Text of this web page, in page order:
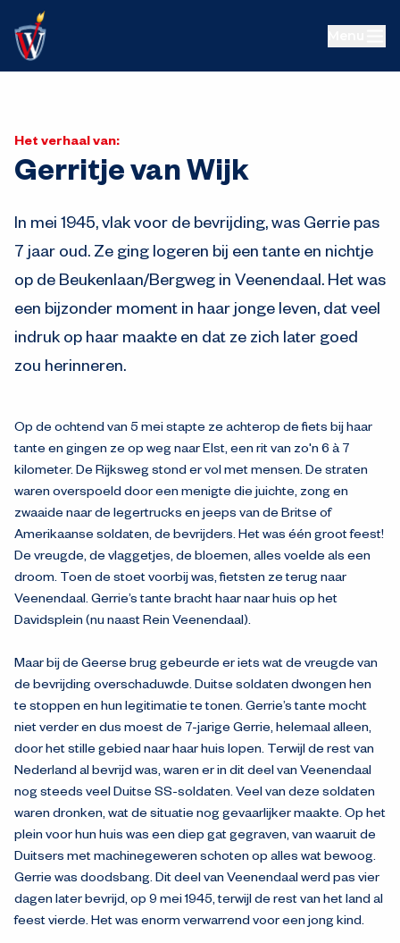
Het verhaal van:
Gerritje van Wijk
In mei 1945, vlak voor de bevrijding, was Gerrie pas
7 jaar oud. Ze ging logeren bij een tante en nichtje
op de Beukenlaan/Bergweg in Veenendaal. Het was
een bijzonder moment in haar jonge leven, dat veel
indruk op haar maakte en dat ze zich later goed
zou herinneren.
Op de ochtend van 5 mei stapte ze achterop de fiets bij haar
tante en gingen ze op weg naar Elst, een rit van zo'n 6 à 7
kilometer. De Rijksweg stond er vol met mensen. De straten
waren overspoeld door een menigte die juichte, zong en
zwaaide naar de legertrucks en jeeps van de Britse of
Amerikaanse soldaten, de bevrijders. Het was één groot feest!
De vreugde, de vlaggetjes, de bloemen, alles voelde als een
droom. Toen de stoet voorbij was, fietsten ze terug naar
Veenendaal. Gerrie’s tante bracht haar naar huis op het
Davidsplein (nu naast Rein Veenendaal).
Maar bij de Geerse brug gebeurde er iets wat de vreugde van
de bevrijding overschaduwde. Duitse soldaten dwongen hen
te stoppen en hun legitimatie te tonen. Gerrie’s tante mocht
niet verder en dus moest de 7-jarige Gerrie, helemaal alleen,
door het stille gebied naar haar huis lopen. Terwijl de rest van
Nederland al bevrijd was, waren er in dit deel van Veenendaal
nog steeds veel Duitse SS-soldaten. Veel van deze soldaten
waren dronken, wat de situatie nog gevaarlijker maakte. Op het
plein voor hun huis was een diep gat gegraven, van waaruit de
Duitsers met machinegeweren schoten op alles wat bewoog.
Gerrie was doodsbang. Dit deel van Veenendaal werd pas vier
dagen later bevrijd, op 9 mei 1945, terwijl de rest van het land al
feest vierde. Het was enorm verwarrend voor een jong kind.